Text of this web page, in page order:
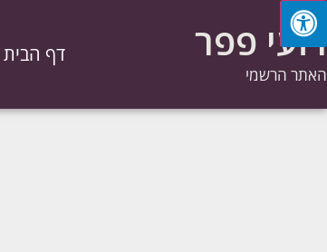
רועי פפר
האתר הרשמי
דף הבית